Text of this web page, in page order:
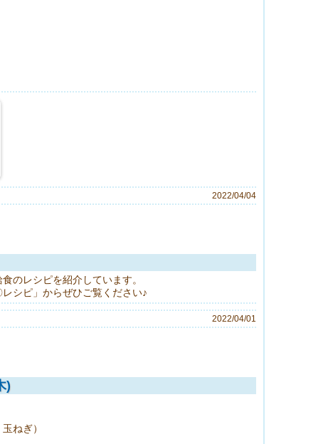
2022/04/04
のレシピを紹介しています。
シピ」からぜひご覧ください♪
2022/04/01
)
ねぎ）